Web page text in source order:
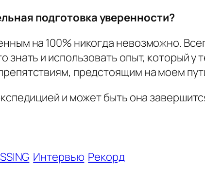
подготовка уверенности?
на 100% никогда невозможно.
знать и использовать опыт, который у
предстоящим на моем
и может быть она
Интервью Рекорд